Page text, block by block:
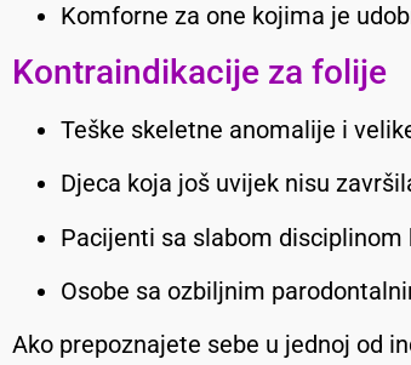
Komforne za one kojima je
Kontraindikacije za folije
Teške skeletne anomalije i
Djeca koja još uvijek nisu
Pacijenti sa slabom
Osobe sa ozbiljnim
Ako prepoznajete sebe u jednoj od